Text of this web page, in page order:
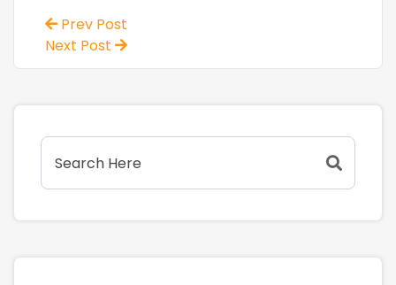
Prev Post
Next Post